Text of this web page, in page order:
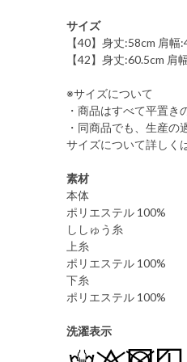
サイズ
【40】身丈:58cm 肩
【42】身丈:60.5cm 肩
※サイズについて
・商品はすべて平置き
・同商品でも、生産の
サイズについて詳しく
素材
本体
ポリエステル 100%
ししゅう糸
上糸
ポリエステル 100%
下糸
ポリエステル 100%
洗濯表示